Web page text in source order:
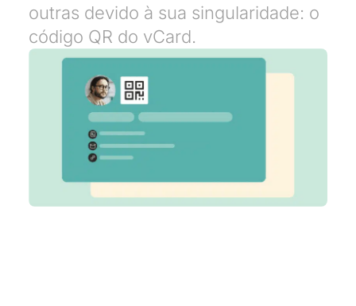
outras devido à sua singularidade: o
código QR do vCard.